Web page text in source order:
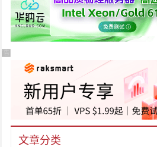
广告 商业广告，理性选择
文章分类